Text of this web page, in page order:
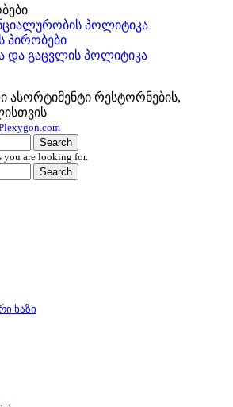
პოლიტიკა
პირობები
და გაცვლის პოლიტიკა
ასორტიმენტი რესტორნების,
Search
you are looking for.
Search
ხაზი